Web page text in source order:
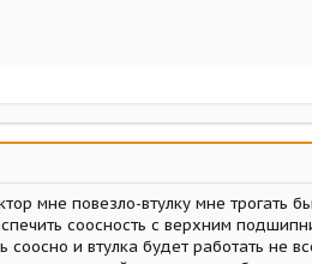
мне повезло-втулку мне трогать
соосность с верхним
и втулка будет работать не